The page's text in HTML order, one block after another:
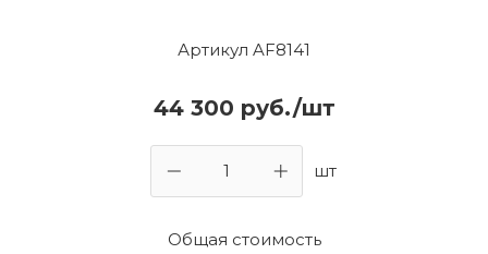
Артикул AF8141
44 300 руб./шт
шт
Общая стоимость